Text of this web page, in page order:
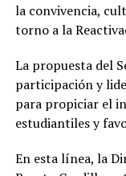
la convivencia,
torno a la
La propuesta del
participación y
para propiciar el
estudiantiles y
En esta línea, la